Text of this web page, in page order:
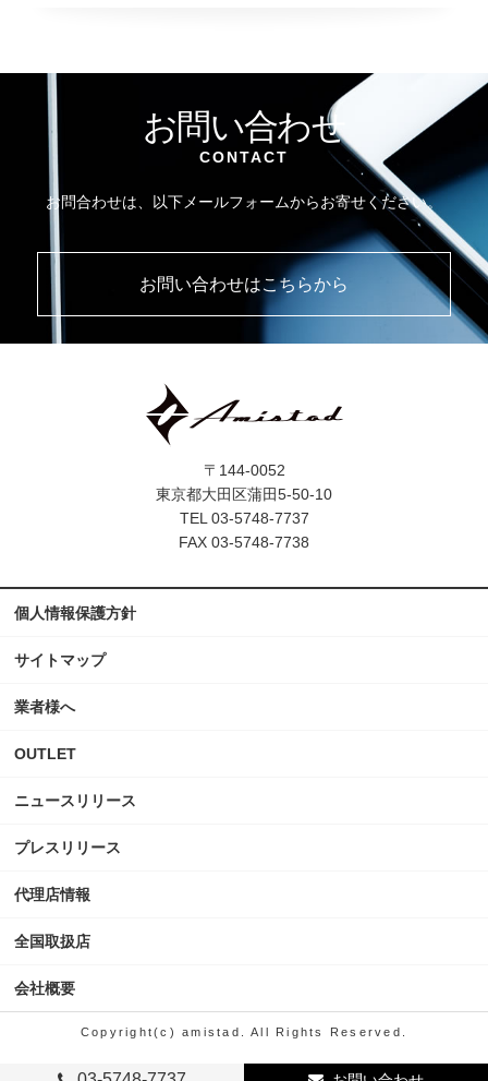
お問い合わせ
CONTACT
お問合わせは、以下メールフォームからお寄せください。
お問い合わせはこちらから
〒144-0052
東京都大田区蒲田5-50-10
TEL 03-5748-7737
FAX 03-5748-7738
ニュースリリース
プレスリリース
代理店情報
全国取扱店
会社概要
個人情報保護方針
サイトマップ
業者様へ
OUTLET
Copyright(c) amistad. All Rights Reserved.